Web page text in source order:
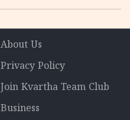
About Us
Privacy Policy
Join Kvartha Team Club
Business